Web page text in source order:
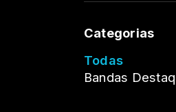
Categorias
Todas
Bandas